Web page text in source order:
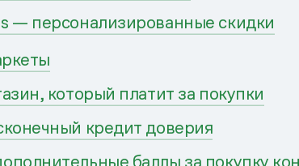
— персонализированные скидки
который платит за покупки
кредит доверия
баллы за покупку